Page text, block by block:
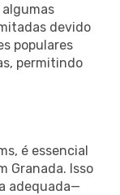
devido
populares
permitindo
é essencial
Granada. Isso
adequada—